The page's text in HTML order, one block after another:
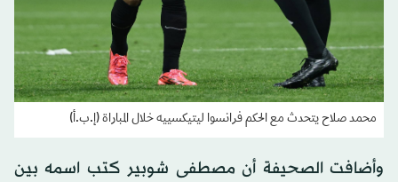
محمد صلاح يتحدث مع الحكم فرانسوا ليتيكسييه خلال المباراة (إ.ب.أ)
وأضافت الصحيفة أن مصطفى شوبير كتب اسمه بين